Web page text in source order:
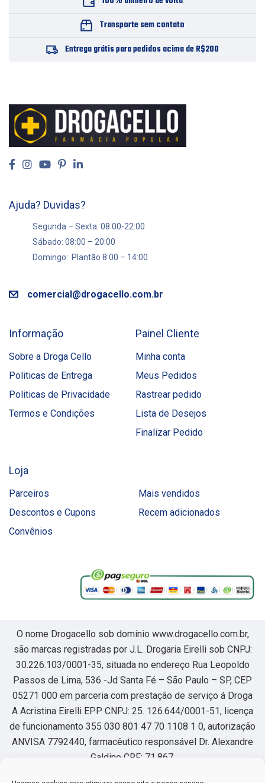
Transporte sem contato
Entrega grátis para pedidos acima de R$200
Ajuda? Duvidas?
Segunda – Sexta: 08:00-22:00
Sábado: 08:00 – 20:00
Domingo: Plantão 8:00 – 14:00
comercial@drogacello.com.br
Informação
Sobre a Droga Cello
Politicas de Entrega
Politicas de Privacidade
Termos e Condições
Painel Cliente
Minha conta
Meus Pedidos
Rastrear pedido
Lista de Desejos
Finalizar Pedido
Loja
Parceiros
Mais vendidos
Descontos e Cupons
Recem adicionados
Convênios
O nome Drogacello sob domínio www.drogacello.com.br,
são marcas registradas por J.L. Drogaria Eirelli sob CNPJ:
30.226.103/0001-35, situada no endereço Rua Leopoldo
Passos de Lima, 536 -Jd Santa Fé – São Paulo – SP, CEP
05271 000 em parceria com prestação de serviço á Droga
A Acristina Eirelli EPP CNPJ: 25. 126.644/0001-51, licença
de funcionamento 355 030 801 47 70 1108 1 0, autorização
ANVISA 7792440, farmacêutico responsável Dr. Alexandre
Galdino CRF: 71.867.